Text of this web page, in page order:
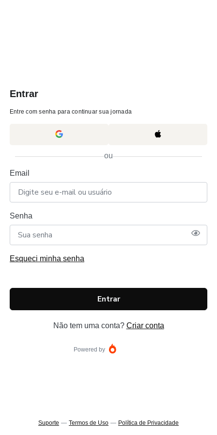
Entrar
Entre com senha para continuar sua jornada
ou
Email
Senha
Esqueci minha senha
Entrar
Não tem uma conta? Criar conta
Powered by
Suporte — Termos de Uso — Política de Privacidade